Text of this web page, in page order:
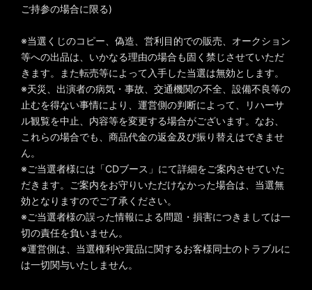
ご持参の場合に限る)
※当選くじのコピー、偽造、営利目的での販売、オークション
等への出品は、いかなる理由の場合も固く禁じさせていただ
きます。また転売等によって入手した当選は無効とします。
※天災、出演者の病気・事故、交通機関の不全、設備不良等の
止むを得ない事情により、運営側の判断によって、リハーサ
ル観覧を中止、内容等を変更する場合がございます。なお、
これらの場合でも、商品代金の返金及び振り替えはできませ
ん。
※ご当選者様には「CDブース」にて詳細をご案内させていた
だきます。ご案内をお守りいただけなかった場合は、当選無
効となりますのでご了承ください。
※ご当選者様の誤った情報による問題・損害につきましては一
切の責任を負いません。
※運営側は、当選権利や賞品に関するお客様同士のトラブルに
は一切関与いたしません。